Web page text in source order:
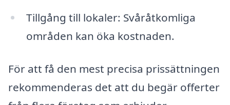
Tillgång till lokaler: Svåråtkomliga
områden kan öka kostnaden.
För att få den mest precisa prissättningen
rekommenderas det att du begär offerter